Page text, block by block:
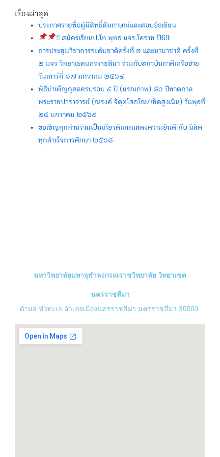
เรื่องล่าสุด
ประกาศรายชื่อผู้มีสิทธิ์สัมภาษณ์และสอบข้อเขียน
!! สมัครเรียนป.โท พุทธ มจร.โคราช ปี69
การประชุมวิชาการระดับชาติครั้งที่ ๓ และนานาชาติ ครั้งที่
๒ มจร วิทยาเขตนครราชสีมา ร่วมกับสถาบันภาคีเครือข่าย
วันเสาร์ที่ ๑๗ มกราคม ๒๕๖๙
พิธีบำเพ็ญกุศลครบรอบ ๙ ปี (มรณภาพ) ๘๐ ปีชาตกาล
พระราชปวราจารย์ (ณรงค์ จิตฺตโสภโณ/เชิดสูงเนิน) วันพุธที่
๒๘ มกราคม ๒๕๖๙
ขอเชิญทุกท่านร่วมเป็นเกียรติและแสดงความยินดี กับ นิสิต
ทุกสำเร็จการศึกษา ๒๕๖๘
มหาวิทยาลัยมหาจุฬาลงกรณราชวิทยาลัย วิทยาเขต
นครราชสีมา
ตำบล หัวทะเล อำเภอเมืองนครราชสีมา นครราชสีมา 30000